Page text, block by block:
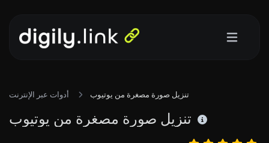
أدوات عبر الإنترنت تنزيل صورة مصغرة من يوتيوب
تنزيل صورة مصغرة من يوتيوب